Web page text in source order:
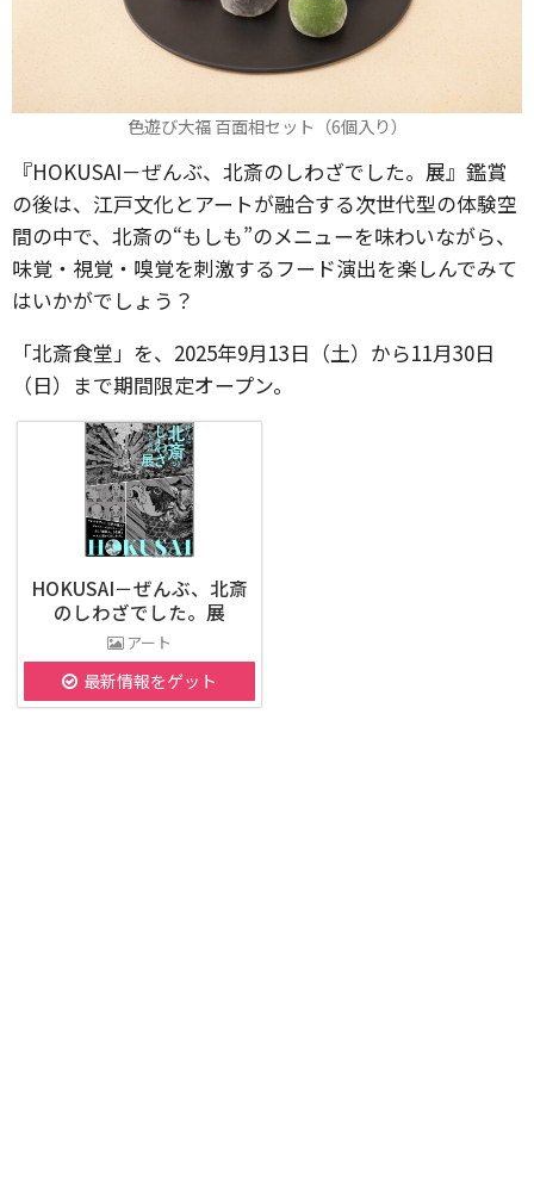
色遊び大福 百面相セット（6個入り）
『HOKUSAI－ぜんぶ、北斎のしわざでした。展』鑑賞
の後は、江戸文化とアートが融合する次世代型の体験空
間の中で、北斎の“もしも”のメニューを味わいながら、
味覚‧視覚‧嗅覚を刺激するフード演出を楽しんでみて
はいかがでしょう？
「北斎食堂」を、2025年9月13日（土）から11月30日
（日）まで期間限定オープン。
HOKUSAI－ぜんぶ、北斎
のしわざでした。展
アート
最新情報をゲット